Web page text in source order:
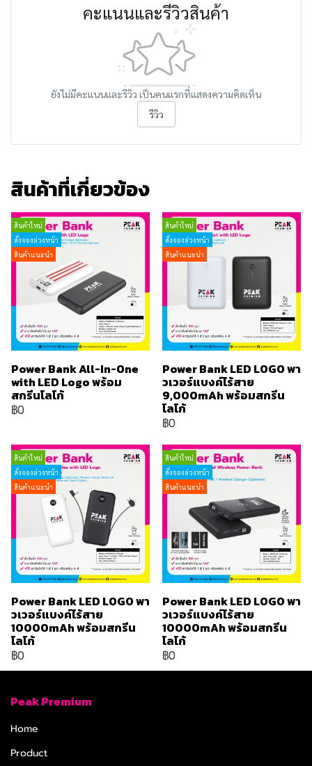
คะแนนและรีวิวสินค้า
ยังไม่มีคะแนนและรีวิว เป็นคนแรกที่แสดงความคิดเห็น
รีวิว
สินค้าที่เกี่ยวข้อง
สินค้าใหม่
สั่งจองล่วงหน้า
สินค้าแนะนำ
Power Bank All-In-One
with LED Logo พร้อม
สกรีนโลโก้
฿0
สินค้าใหม่
สั่งจองล่วงหน้า
สินค้าแนะนำ
Power Bank LED LOGO พา
วเวอร์แบงค์ไร้สาย
9,000mAh พร้อมสกรีน
โลโก้
฿0
สินค้าใหม่
สั่งจองล่วงหน้า
สินค้าแนะนำ
Power Bank LED LOGO พา
วเวอร์แบงค์ไร้สาย
10000mAh พร้อมสกรีน
โลโก้
฿0
สินค้าใหม่
สั่งจองล่วงหน้า
สินค้าแนะนำ
Power Bank LED LOGO พา
วเวอร์แบงค์ไร้สาย
10000mAh พร้อมสกรีน
โลโก้
฿0
Peak Premium
Home
Product